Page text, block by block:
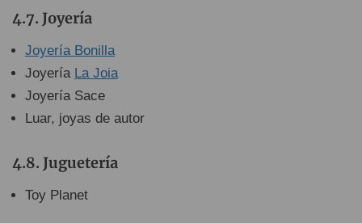
Joyería
Joyería Bonilla
Joyería La Joia
Joyería Sace
Luar, joyas de autor
Juguetería
Toy Planet